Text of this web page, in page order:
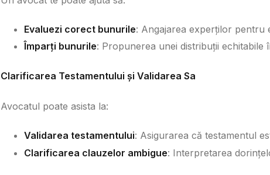
Evaluezi corect bunurile: Angajarea experților pentru
Împarți bunurile: Propunerea unei distribuții echitabile
Clarificarea Testamentului și Validarea Sa
Avocatul poate asista la:
Validarea testamentului: Asigurarea că testamentul
Clarificarea clauzelor ambigue: Interpretarea